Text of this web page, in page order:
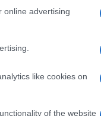
online advertising
like cookies on
of the website
se nalaze u unutarnjem